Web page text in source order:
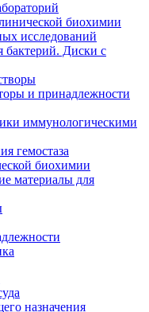
биохимии
исследований
бактерий. Диски с
и принадлежности
иммунологическими
гемостаза
биохимии
материалы для
назначения